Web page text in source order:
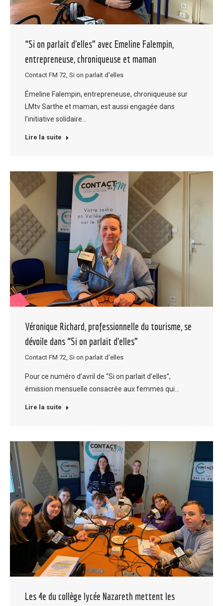
“Si on parlait d’elles” avec Emeline Falempin,
entrepreneuse, chroniqueuse et maman
Contact FM 72 Si on parlait d'elles
Émeline Falempin, entrepreneuse, chroniqueuse sur
LMtv Sarthe et maman, est aussi engagée dans
l’initiative solidaire…
Lire la suite
Véronique Richard, professionnelle du tourisme, se
dévoile dans “Si on parlait d’elles”
Contact FM 72 Si on parlait d'elles
Pour ce numéro d’avril de “Si on parlait d’elles”,
émission mensuelle consacrée aux femmes qui…
Lire la suite
Les 4e du collège lycée Nazareth mettent les